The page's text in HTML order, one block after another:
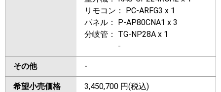
リモコン： PC-ARFG3 x 1
パネル： P-AP80CNA1 x 3
分岐管： TG-NP28A x 1
-
その他 -
希望小売価格 3,450,700 円(税込)